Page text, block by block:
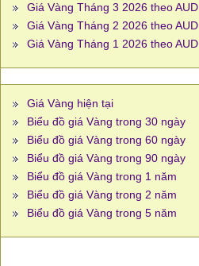
Giá Vàng Tháng 3 2026 theo AUD
Giá Vàng Tháng 2 2026 theo AUD
Giá Vàng Tháng 1 2026 theo AUD
Giá Vàng hiện tại
Biểu đồ giá Vàng trong 30 ngày
Biểu đồ giá Vàng trong 60 ngày
Biểu đồ giá Vàng trong 90 ngày
Biểu đồ giá Vàng trong 1 năm
Biểu đồ giá Vàng trong 2 năm
Biểu đồ giá Vàng trong 5 năm